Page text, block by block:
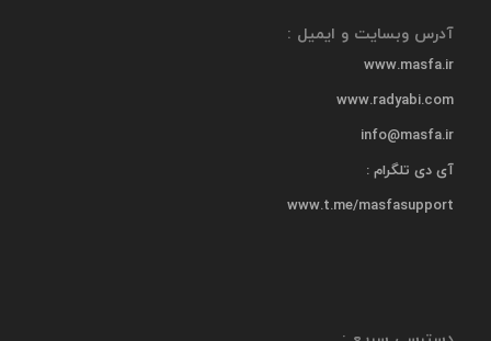
آدرس وبسایت و ایمیل :
www.masfa.ir
www.radyabi.com
info@masfa.ir
آی دی تلگرام :
www.t.me/masfasupport